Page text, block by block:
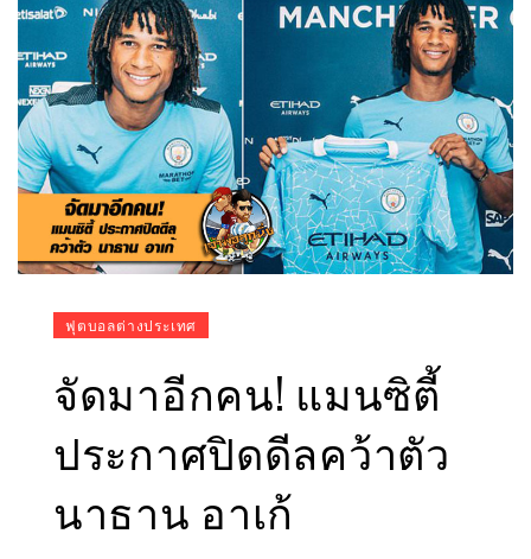
ฟุตบอลต่างประเทศ
จัดมาอีกคน! แมนซิตี้
ประกาศปิดดีลคว้าตัว
นาธาน อาเก้